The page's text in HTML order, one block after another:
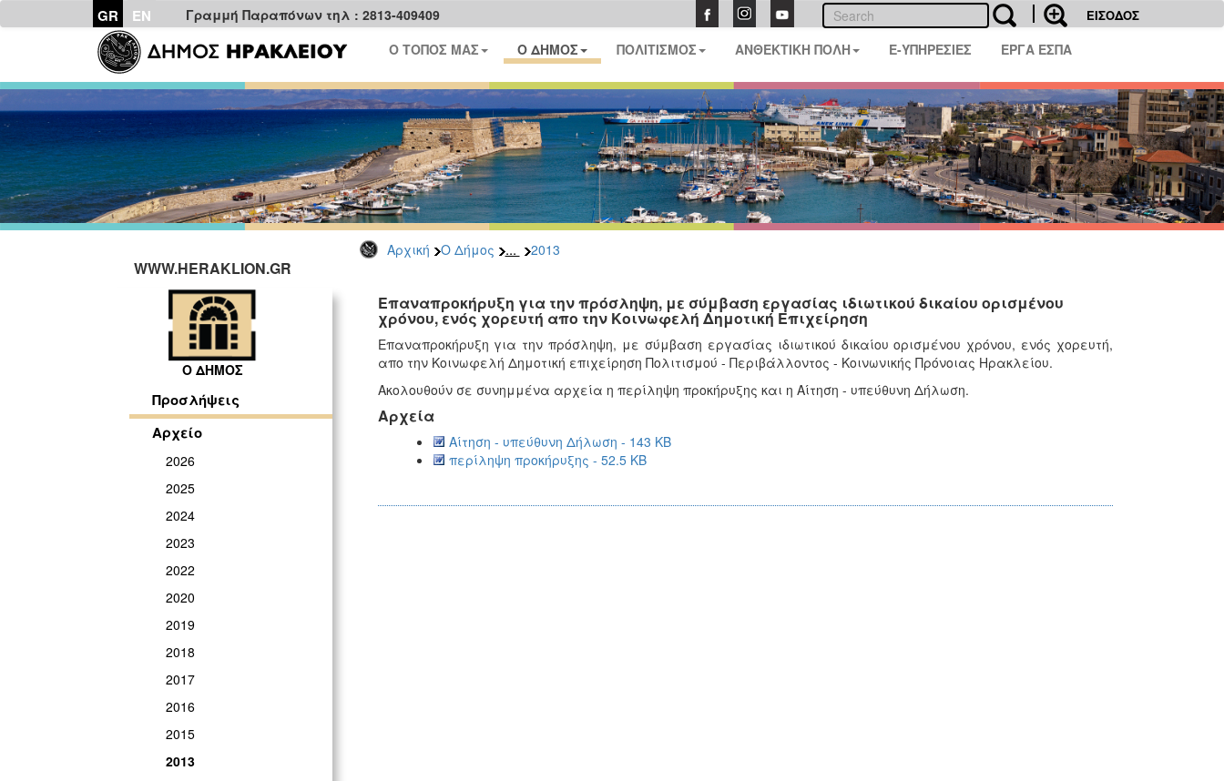
GR EN Γραμμή Παραπόνων τηλ : 2813-409409 ΕΙΣΟΔΟΣ
Ο ΤΟΠΟΣ ΜΑΣ Ο ΔΗΜΟΣ ΠΟΛΙΤΙΣΜΟΣ ΑΝΘΕΚΤΙΚΗ ΠΟΛΗ E-ΥΠΗΡΕΣΙΕΣ ΕΡΓΑ ΕΣΠΑ
Αρχική Ο Δήμος ... 2013
WWW.HERAKLION.GR
Ο ΔΗΜΟΣ
Προσλήψεις
Αρχείο
2026
2025
2024
2023
2022
2020
2019
2018
2017
2016
2015
2013
Επαναπροκήρυξη για την πρόσληψη, με σύμβαση εργασίας ιδιωτικού δικαίου ορισμένου
χρόνου, ενός χορευτή απο την Κοινωφελή Δημοτική Επιχείρηση
Επαναπροκήρυξη για την πρόσληψη, με σύμβαση εργασίας ιδιωτικού δικαίου ορισμένου χρόνου, ενός χορευτή,
απο την Κοινωφελή Δημοτική επιχείρηση Πολιτισμού - Περιβάλλοντος - Κοινωνικής Πρόνοιας Ηρακλείου.
Ακολουθούν σε συνημμένα αρχεία η περίληψη προκήρυξης και η Αίτηση - υπεύθυνη Δήλωση.
Αρχεία
Αίτηση - υπεύθυνη Δήλωση - 143 KB
περίληψη προκήρυξης - 52.5 KB